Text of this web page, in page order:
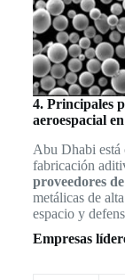
4. Principales
aeroespacial
Abu Dhabi está
fabricación
proveedores
metálicas de
espacio y
Empresas